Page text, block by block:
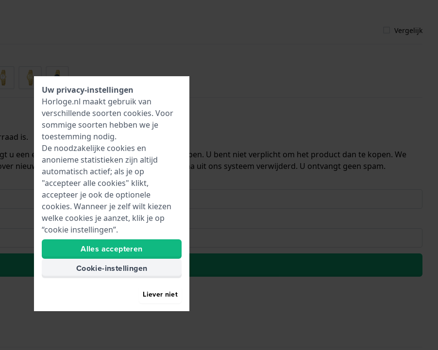
Vergelijk
is.
u een e-mail zodra we het weer op voorraad hebben. U bent niet verplicht om het product dan te kopen. We
nieuwe voorraad. Het wordt onmiddellijk daarna uit ons systeem verwijderd. U ontvangt geen spam.
Plaats in wenslijst
Uw privacy-instellingen
Horloge.nl maakt gebruik van
verschillende soorten cookies. Voor
sommige soorten hebben we je
toestemming nodig.
De noodzakelijke cookies en
anonieme statistieken zijn altijd
automatisch actief; als je op
"accepteer alle cookies" klikt,
accepteer je ook de optionele
cookies. Wanneer je zelf wilt kiezen
welke cookies je aanzet, klik je op
“cookie instellingen”.
Alles accepteren
Cookie-instellingen
Liever niet